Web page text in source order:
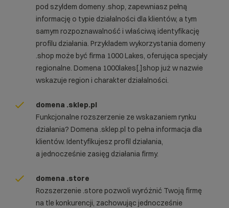
pod szyldem domeny .shop, zapewniasz pełną
informację o typie działalności dla klientów, a tym
samym rozpoznawalność i właściwą identyfikację
profilu działania. Przykładem wykorzystania domeny
.shop może być firma 1000 Lakes, oferująca specjały
regionalne. Domena 1000lakes[.]shop już w nazwie
wskazuje region i charakter działalności.
domena .sklep.pl
Funkcjonalne rozszerzenie ze wskazaniem rynku
działania? Domena .sklep.pl to pełna informacja dla
klientów. Identyfikujesz profil działania,
a jednocześnie zasięg działania firmy.
domena .store
Rozszerzenie .store pozwoli wyróżnić Twoją firmę
na tle konkurencji, zachowując jednocześnie